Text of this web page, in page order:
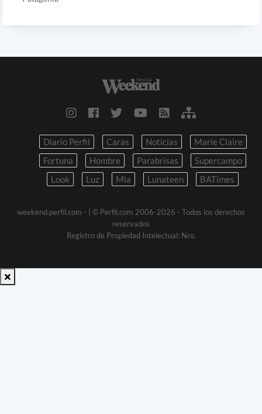
Diario Perfil Caras Noticias
Marie Claire
Fortuna
Hombre Parabrisas
Supercampo
Look
Luz Mia Lunateen BATimes
weekend.perfil.com -
| © Perfil.com 2006-2026 - Todos los derechos
reservados
Registro de Propiedad Intelectual: Nro.